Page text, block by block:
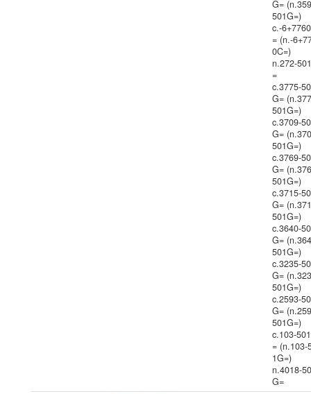
G=
501G=)
c.-
= (n.-
0C=)
n.272-
=
c.3775-
G=
501G=)
c.3709-
G=
501G=)
c.3769-
G=
501G=)
c.3715-
G=
501G=)
c.3640-
G=
501G=)
c.3235-
G=
501G=)
c.2593-
G=
501G=)
c.103-
= (n.103-
1G=)
n.4018-
G=